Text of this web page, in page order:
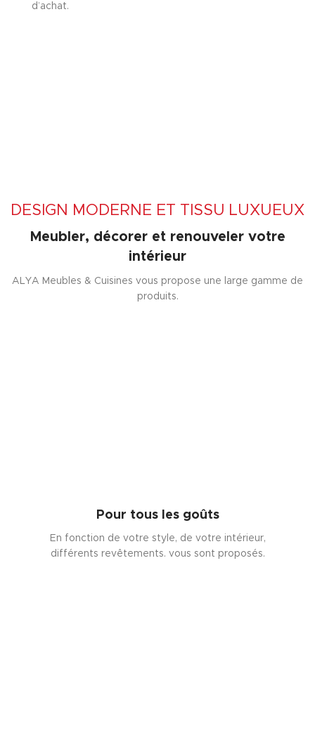
d’achat.
DESIGN MODERNE ET TISSU LUXUEUX
Meubler, décorer et renouveler votre
intérieur
ALYA Meubles & Cuisines vous propose une large gamme de
produits.
Pour tous les goûts
En fonction de votre style, de votre intérieur,
différents revêtements. vous sont proposés.